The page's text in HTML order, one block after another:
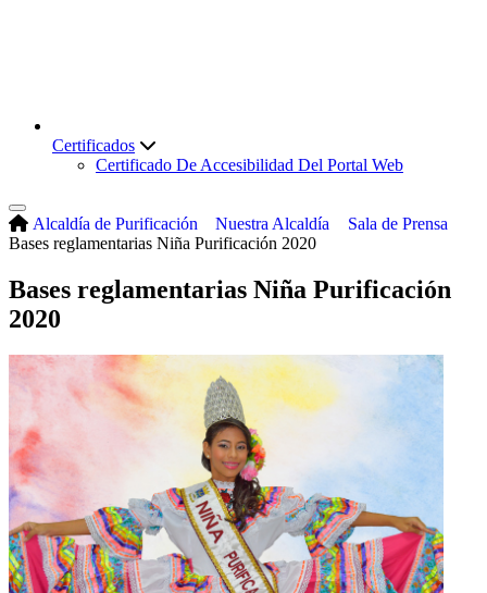
Certificados
Certificado De Accesibilidad Del Portal Web
Alcaldía de Purificación Nuestra Alcaldía
Sala de Prensa
Bases reglamentarias Niña Purificación 2020
Bases reglamentarias Niña Purificación
2020